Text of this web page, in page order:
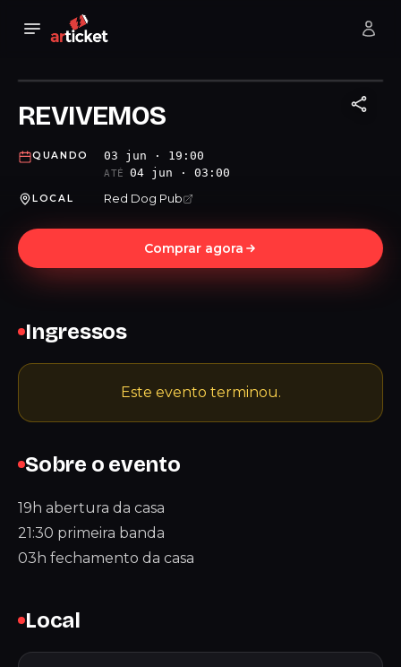
REVIVEMOS
QUANDO 03 jun · 19:00
ATÉ 04 jun · 03:00
LOCAL Red Dog Pub
Comprar agora
Sobre o evento
19h abertura da casa
21:30 primeira banda
03h fechamento da casa
Local
Ingressos
Este evento terminou.